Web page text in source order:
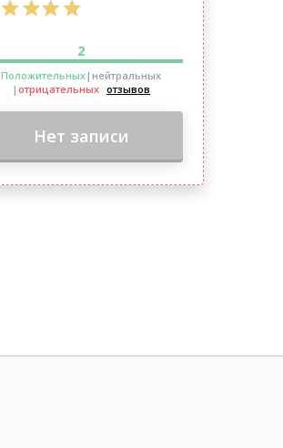
2
Положительных|нейтральных
| отрицательных отзывов
Нет записи